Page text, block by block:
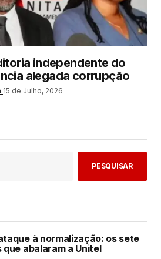
independente do
alegada corrupção
15 de Julho, 2026
PESQUISAR
à normalização: os sete
que abalaram a Unitel